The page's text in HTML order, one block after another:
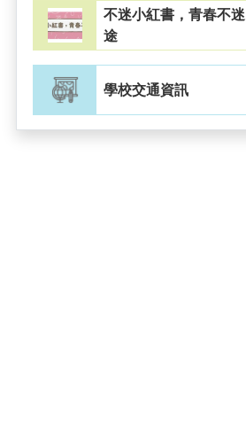
不迷小紅書，青春不迷
途
學校交通資訊